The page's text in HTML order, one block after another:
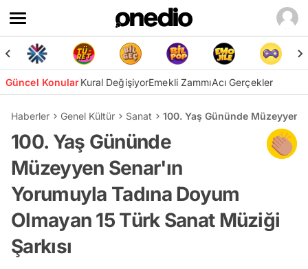
Güncel KonularKural DeğişiyorEmekli ZammıAcı Gerçekler
Haberler Genel Kültür Sanat 100. Yaş Gününde Müzeyyen
100. Yaş Gününde
Müzeyyen Senar'ın
Yorumuyla Tadına Doyum
Olmayan 15 Türk Sanat Müziği
Şarkısı